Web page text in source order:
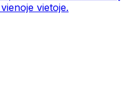
vietoje.